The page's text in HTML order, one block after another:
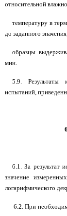
относительной
температуру в
до заданного
образцы
мин.
5.9. Результаты
испытаний,
6.1. За результат
значение
логарифмического
6.2. При